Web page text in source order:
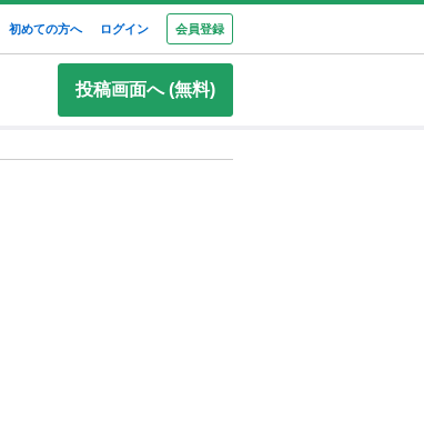
初めての方へ ログイン 会員登録
投稿画面へ (無料)